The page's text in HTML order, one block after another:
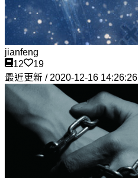
jianfeng
12
19
最近更新 / 2020-12-16 14:26:26